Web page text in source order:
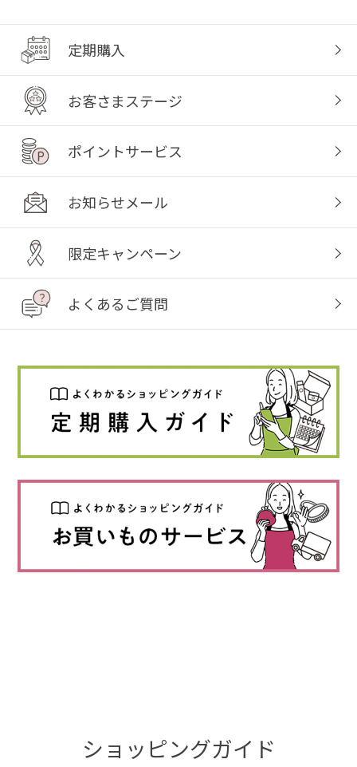
定期購入
お客さまステージ
ポイントサービス
お知らせメール
限定キャンペーン
よくあるご質問
ショッピングガイド